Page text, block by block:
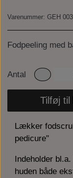
Varenummer: GEH 003
Fodpeeling med
Antal
Tilføj til
Lækker
pedicure"
Indeholder
huden både